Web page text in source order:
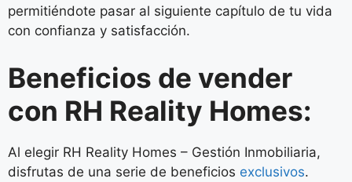
permitiéndote pasar al siguiente capítulo de tu vida
con confianza y satisfacción.
Beneficios de vender
con RH Reality Homes:
Al elegir RH Reality Homes – Gestión Inmobiliaria,
disfrutas de una serie de beneficios exclusivos.